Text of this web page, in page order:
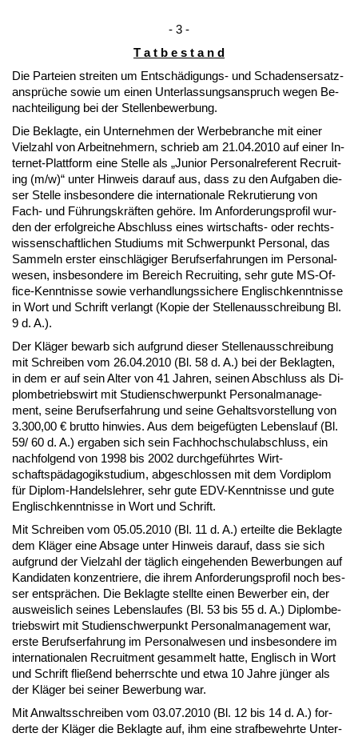
- 3 -
T a t b e s t a n d
Die Par­tei­en strei­ten um Entschädi­gungs- und Scha­dens­er­satz­
ansprüche so­wie um ei­nen Un­ter­las­sungs­an­spruch we­gen Be­
nach­tei­li­gung bei der Stel­len­be­wer­bung.
Die Be­klag­te, ein Un­ter­neh­men der Wer­be­bran­che mit ei­ner
Viel­zahl von Ar­beit­neh­mern, schrieb am 21.04.2010 auf ei­ner In­
ter­net-Platt­form ei­ne Stel­le als „Ju­ni­or Per­so­nal­re­fe­rent Re­cruit­
ing (m/w)“ un­ter Hin­weis dar­auf aus, dass zu den Auf­ga­ben die­
ser Stel­le ins­be­son­de­re die in­ter­na­tio­na­le Re­kru­tie­rung von
Fach- und Führungs­kräften gehöre. Im An­for­de­rungs­pro­fil wur­
den der er­folg­rei­che Ab­schluss ei­nes wirt­schafts- oder rechts­
wis­sen­schaft­li­chen Stu­di­ums mit Schwer­punkt Per­so­nal, das
Sam­meln ers­ter ein­schlägi­ger Be­rufs­er­fah­run­gen im Per­so­nal­
we­sen, ins­be­son­de­re im Be­reich Re­cruit­ing, sehr gu­te MS-Of­
fice-Kennt­nis­se so­wie ver­hand­lungs­si­che­re Eng­lisch­kennt­nis­se
in Wort und Schrift ver­langt (Ko­pie der Stel­len­aus­schrei­bung Bl.
9 d. A.).
Der Kläger be­warb sich auf­grund die­ser Stel­len­aus­schrei­bung
mit Schrei­ben vom 26.04.2010 (Bl. 58 d. A.) bei der Be­klag­ten,
in dem er auf sein Al­ter von 41 Jah­ren, sei­nen Ab­schluss als Di­
plom­be­triebs­wirt mit Stu­di­en­schwer­punkt Per­so­nal­ma­nage­
ment, sei­ne Be­rufs­er­fah­rung und sei­ne Ge­halts­vor­stel­lung von
3.300,00 € brut­to hin­wies. Aus dem bei­gefügten Le­bens­lauf (Bl.
59/ 60 d. A.) er­ga­ben sich sein Fach­hoch­schul­ab­schluss, ein
nach­fol­gend von 1998 bis 2002 durch­geführ­tes Wirt­
schaftspädago­gik­stu­di­um, ab­ge­schlos­sen mit dem Vor­di­plom
für Di­plom-Han­dels­leh­rer, sehr gu­te EDV-Kennt­nis­se und gu­te
Eng­lisch­kennt­nis­se in Wort und Schrift.
Mit Schrei­ben vom 05.05.2010 (Bl. 11 d. A.) er­teil­te die Be­klag­te
dem Kläger ei­ne Ab­sa­ge un­ter Hin­weis dar­auf, dass sie sich
auf­grund der Viel­zahl der täglich ein­ge­hen­den Be­wer­bun­gen auf
Kan­di­da­ten kon­zen­trie­re, die ih­rem An­for­de­rungs­pro­fil noch bes­
ser entsprächen. Die Be­klag­te stell­te ei­nen Be­wer­ber ein, der
aus­weis­lich sei­nes Le­bens­lau­fes (Bl. 53 bis 55 d. A.) Di­plom­be­
triebs­wirt mit Stu­di­en­schwer­punkt Per­so­nal­ma­nage­ment war,
ers­te Be­rufs­er­fah­rung im Per­so­nal­we­sen und ins­be­son­de­re im
in­ter­na­tio­na­len Re­cruit­ment ge­sam­melt hat­te, Eng­lisch in Wort
und Schrift fließend be­herrsch­te und et­wa 10 Jah­re jünger als
der Kläger bei sei­ner Be­wer­bung war.
Mit An­walts­schrei­ben vom 03.07.2010 (Bl. 12 bis 14 d. A.) for­
der­te der Kläger die Be­klag­te auf, ihm ei­ne straf­be­wehr­te Un­ter­